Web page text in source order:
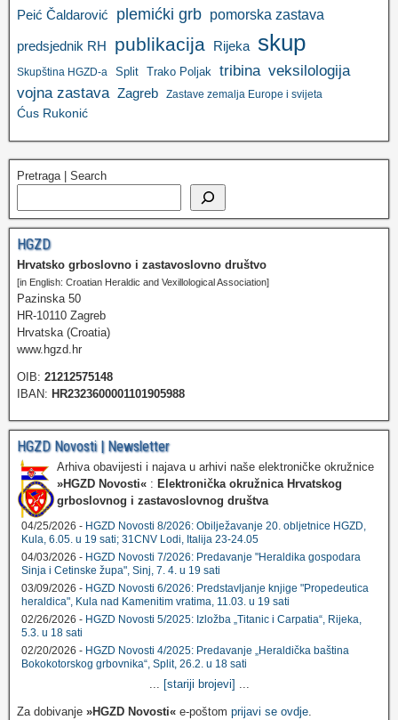
Peić Čaldarović plemićki grb pomorska zastava
predsjednik RH publikacija Rijeka skup
Skupština HGZD-a Split Trako Poljak tribina veksilologija
vojna zastava Zagreb Zastave zemalja Europe i svijeta
Ćus Rukonić
Pretraga | Search
HGZD
Hrvatsko grboslovno i zastavoslovno društvo
[in English: Croatian Heraldic and Vexillological Association]
Pazinska 50
HR-10110 Zagreb
Hrvatska (Croatia)
www.hgzd.hr
OIB: 21212575148
IBAN: HR2323600001101905988
HGZD Novosti | Newsletter
Arhiva obavijesti i najava u arhivi naše elektroničke okružnice
»HGZD Novosti« : Elektronička okružnica Hrvatskog
grboslovnog i zastavoslovnog društva
04/25/2026 - HGZD Novosti 8/2026: Obilježavanje 20. obljetnice HGZD,
Kula, 6.05. u 19 sati; 31CNV Lodi, Italija 23-24.05
04/03/2026 - HGZD Novosti 7/2026: Predavanje "Heraldika gospodara
Sinja i Cetinske župa", Sinj, 7. 4. u 19 sati
03/09/2026 - HGZD Novosti 6/2026: Predstavljanje knjige "Propedeutica
heraldica", Kula nad Kamenitim vratima, 11.03. u 19 sati
02/26/2026 - HGZD Novosti 5/2025: Izložba „Titanic i Carpatia“, Rijeka,
5.3. u 18 sati
02/20/2026 - HGZD Novosti 4/2025: Predavanje „Heraldička baština
Bokokotorskog grbovnika“, Split, 26.2. u 18 sati
... [stariji brojevi] ...
Za dobivanje »HGZD Novosti« e-poštom prijavi se ovdje.